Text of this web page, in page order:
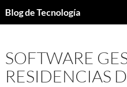
Blog de Tecnología
SOFTWARE
RESIDENCIAS